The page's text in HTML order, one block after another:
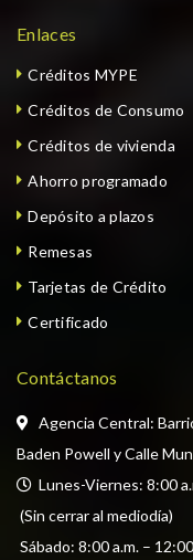
Enlaces
Créditos MYPE
Créditos de Consumo
Créditos de vivienda
Ahorro programado
Depósito a plazos
Remesas
Tarjetas de Crédito
Certificado
Contáctanos
Agencia Central:
Baden Powell y Calle
Lunes-Viernes: 8:00
(Sin cerrar al mediodía)
Sábado: 8:00 a.m. –